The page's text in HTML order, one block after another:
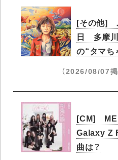
[その他]
日 多摩
の“タマち
（2026/08/07掲
[CM]
Galaxy Z
曲は？